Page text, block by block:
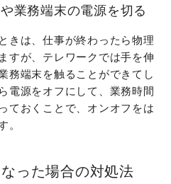
業務端末の電源を切る
きは、仕事が終わったら物理
すが、テレワークでは手を伸
務端末を触ることができてし
電源をオフにして、業務時間
ておくことで、オンオフをは
。
った場合の対処法